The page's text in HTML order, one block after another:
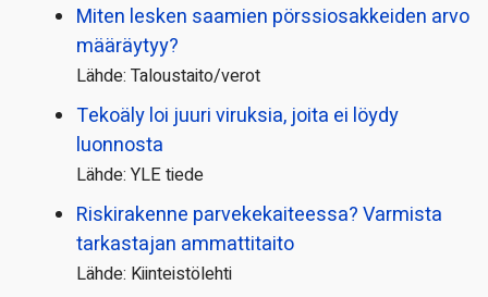
Miten lesken saamien pörssi­osakkeiden arvo
määräytyy?
Lähde: Taloustaito/verot
Tekoäly loi juuri viruksia, joita ei löydy
luonnosta
Lähde: YLE tiede
Riskirakenne parvekekaiteessa? Varmista
tarkastajan ammattitaito
Lähde: Kiinteistölehti